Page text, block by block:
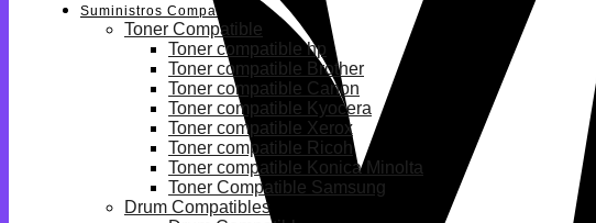
Suministros Compatibles
Toner Compatible
Toner compatible hp
Toner compatible Brother
Toner compatible Canon
Toner compatible Kyocera
Toner compatible Xerox
Toner compatible Ricoh
Toner compatible Konica Minolta
Toner Compatible Samsung
Drum Compatibles